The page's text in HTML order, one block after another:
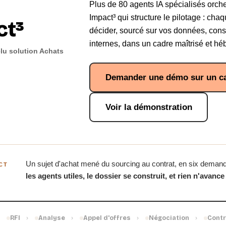
solution Achats
Plus de 80 agents IA spécialisés
Impact³ qui structure le pilotage :
décider, sourcé sur vos données,
internes, dans un cadre maîtrisé et
Demander une démo sur un
Voir la démonstration
Un sujet d'achat mené du sourcing au contrat, en six
les agents utiles, le dossier se construit, et rien
RFI › Analyse › Appel d'offres › Négociation ›